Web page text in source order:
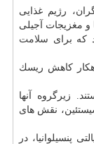
رژیم غذایی
و مغزیجات آجیلی
كه برای سلامت
كاهش ریسك
زیرگروه آنها
نقش های
پنسیلوانیا، در